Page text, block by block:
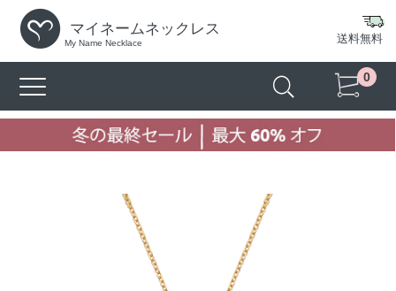
マイネームネックレス
My Name Necklace 送料無料
0